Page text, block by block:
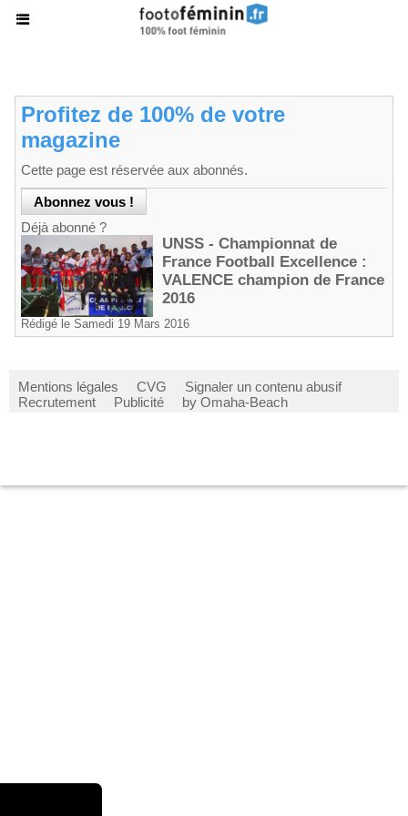
Profitez de 100% de votre
magazine
Cette page est réservée aux abonnés.
Déjà abonné ?
UNSS - Championnat de
France Football Excellence :
VALENCE champion de France
2016
Rédigé le Samedi 19 Mars 2016
Mentions légales CVG
Signaler un contenu abusif
Recrutement
Publicité by Omaha-Beach